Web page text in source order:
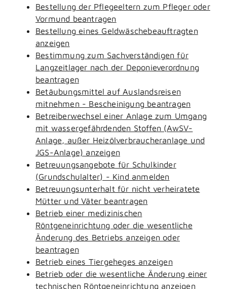
Bestellung der Pflegeeltern zum Pfleger oder
Vormund beantragen
Bestellung eines Geldwäschebeauftragten
anzeigen
Bestimmung zum Sachverständigen für
Langzeitlager nach der Deponieverordnung
beantragen
Betäubungsmittel auf Auslandsreisen
mitnehmen - Bescheinigung beantragen
Betreiberwechsel einer Anlage zum Umgang
mit wassergefährdenden Stoffen (AwSV-
Anlage, außer Heizölverbraucheranlage und
JGS-Anlage) anzeigen
Betreuungsangebote für Schulkinder
(Grundschulalter) - Kind anmelden
Betreuungsunterhalt für nicht verheiratete
Mütter und Väter beantragen
Betrieb einer medizinischen
Röntgeneinrichtung oder die wesentliche
Änderung des Betriebs anzeigen oder
beantragen
Betrieb eines Tiergeheges anzeigen
Betrieb oder die wesentliche Änderung einer
technischen Röntgeneinrichtung anzeigen